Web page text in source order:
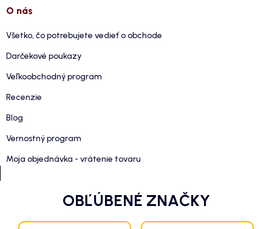
O nás
Všetko, čo potrebujete vedieť o obchode
Darčekové poukazy
Veľkoobchodný program
Recenzie
Blog
Vernostný program
Moja objednávka - vrátenie tovaru
OBĽÚBENÉ ZNAČKY